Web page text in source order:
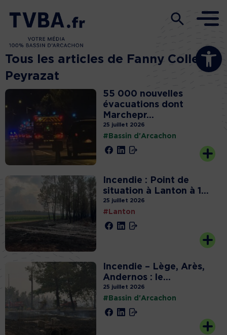
Ouvrir la
Tous les articles de Fanny Colleu
Peyrazat
55 000 nouvelles
évacuations dont
Marchepr...
25 juillet 2026
#Bassin d'Arcachon
Incendie : Point de
situation à Lanton à 1...
25 juillet 2026
#Lanton
Incendie – Lège, Arès,
Andernos : le...
25 juillet 2026
#Bassin d'Arcachon